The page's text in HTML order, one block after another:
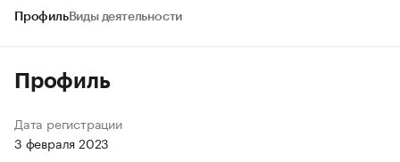
ПрофильВиды деятельности
Профиль
Дата регистрации
3 февраля 2023